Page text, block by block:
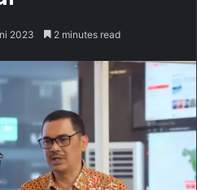
2023 2 minutes read